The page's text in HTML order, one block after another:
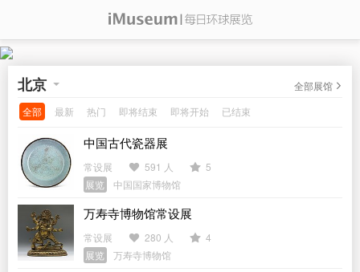
北京
全部 最新 热门 即将结束 即将开始 已结束
全部展馆
中国古代瓷器展
常设展 591 人
5
展览
中国国家博物馆
万寿寺博物馆常设展
常设展 280 人
4
展览
万寿寺博物馆